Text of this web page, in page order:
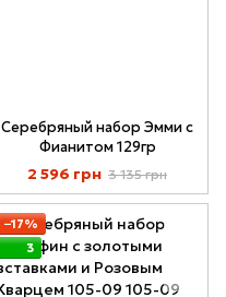
Серебряный набор Эмми с
Фианитом 129гр
2 596 грн 3 135 грн
−17%
3